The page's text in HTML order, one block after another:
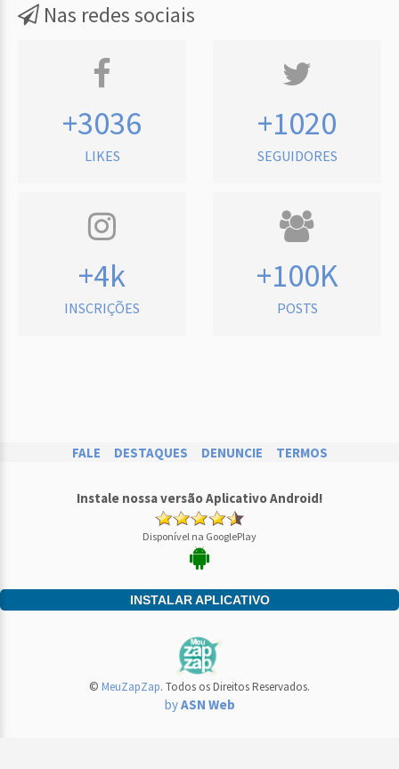
Nas redes sociais
+3036
LIKES
+1020
SEGUIDORES
+4k
INSCRIÇÕES
+100K
POSTS
FALE DESTAQUES DENUNCIE TERMOS
Instale nossa versão Aplicativo Android!
Disponível na GooglePlay
INSTALAR APLICATIVO
© MeuZapZap. Todos os Direitos Reservados.
byASN Web